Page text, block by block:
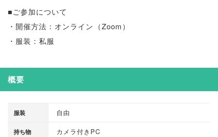
■ご参加について
・開催方法：オンライン （Zoom）
・服装：私服
概要
服装 自由
持ち物 カメラ付きPC